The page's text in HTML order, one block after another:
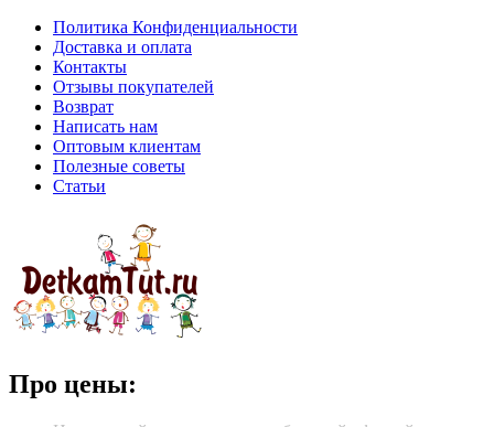
Политика Конфиденциальности
Доставка и оплата
Контакты
Отзывы покупателей
Возврат
Написать нам
Оптовым клиентам
Полезные советы
Статьи
Про цены: